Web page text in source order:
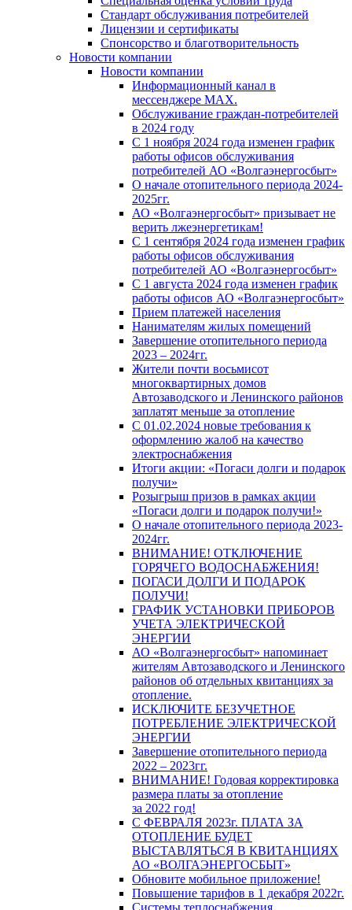
Стандарт обслуживания потребителей
Лицензии и сертификаты
Спонсорство и благотворительность
Новости компании
Новости компании
Информационный канал в
мессенджере MAX.
Обслуживание граждан-потребителей
в 2024 году
С 1 ноября 2024 года изменен график
работы офисов обслуживания
потребителей АО «Волгаэнергосбыт»
О начале отопительного периода 2024-
2025гг.
АО «Волгаэнергосбыт» призывает не
верить лжеэнергетикам!
С 1 сентября 2024 года изменен график
работы офисов обслуживания
потребителей АО «Волгаэнергосбыт»
С 1 августа 2024 года изменен график
работы офисов АО «Волгаэнергосбыт»
Прием платежей населения
Нанимателям жилых помещений
Завершение отопительного периода
2023 – 2024гг.
Жители почти восьмисот
многоквартирных домов
Автозаводского и Ленинского районов
заплатят меньше за отопление
С 01.02.2024 новые требования к
оформлению жалоб на качество
электроснабжения
Итоги акции: «Погаси долги и подарок
получи»
Розыгрыш призов в рамках акции
«Погаси долги и подарок получи!»
О начале отопительного периода 2023-
2024гг.
ВНИМАНИЕ! ОТКЛЮЧЕНИЕ
ГОРЯЧЕГО ВОДОСНАБЖЕНИЯ!
ПОГАСИ ДОЛГИ И ПОДАРОК
ПОЛУЧИ!
ГРАФИК УСТАНОВКИ ПРИБОРОВ
УЧЕТА ЭЛЕКТРИЧЕСКОЙ
ЭНЕРГИИ
АО «Волгаэнергосбыт» напоминает
жителям Автозаводского и Ленинского
районов об отдельных квитанциях за
отопление.
ИСКЛЮЧИТЕ БЕЗУЧЕТНОЕ
ПОТРЕБЛЕНИЕ ЭЛЕКТРИЧЕСКОЙ
ЭНЕРГИИ
Завершение отопительного периода
2022 – 2023гг.
ВНИМАНИЕ! Годовая корректировка
размера платы за отопление
за 2022 год!
С ФЕВРАЛЯ 2023г. ПЛАТА ЗА
ОТОПЛЕНИЕ БУДЕТ
ВЫСТАВЛЯТЬСЯ В КВИТАНЦИЯХ
АО «ВОЛГАЭНЕРГОСБЫТ»
Обновите мобильное приложение!
Повышение тарифов в 1 декабря 2022г.